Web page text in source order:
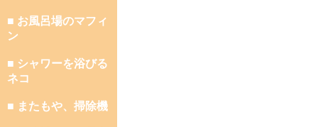
■ お風呂場のマフィ
ン
■ シャワーを浴びる
ネコ
■ またもや、掃除機